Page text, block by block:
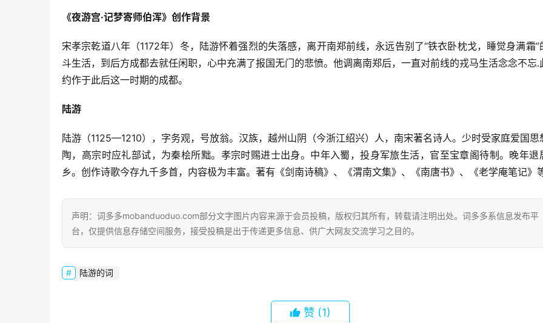
《夜游宫·记梦寄师伯浑》创作背景
宋孝宗乾道八年（1172年）冬，陆游怀着强烈的失落感，离开南郑前线，永远告别了“铁衣卧枕戈，睡觉身满霜”
斗生活，到后方成都去就任闲职，心中充满了报国无门的悲愤。他调离南郑后，一直对前线的戎马生活念念不忘.
约作于此后这一时期的成都。
陆游
陆游（1125—1210），字务观，号放翁。汉族，越州山阴（今浙江绍兴）人，南宋著名诗人。少时受家庭爱国思
陶，高宗时应礼部试，为秦桧所黜。孝宗时赐进士出身。中年入蜀，投身军旅生活，官至宝章阁待制。晚年退
乡。创作诗歌今存九千多首，内容极为丰富。著有《剑南诗稿》、《渭南文集》、《南唐书》、《老学庵笔记》
声明：词多多mobanduoduo.com部分文字图片内容来源于会员投稿，版权归其所有，转载请注明出处。词多多系信息发布平
台，仅提供信息存储空间服务，接受投稿是出于传递更多信息、供广大网友交流学习之目的。
陆游的词
赞 (1)